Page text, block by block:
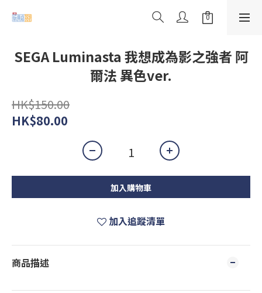
SEGA Luminasta 我想成為影之強者 阿
爾法 異色ver.
HK$150.00
HK$80.00
加入購物車
加入追蹤清單
商品描述